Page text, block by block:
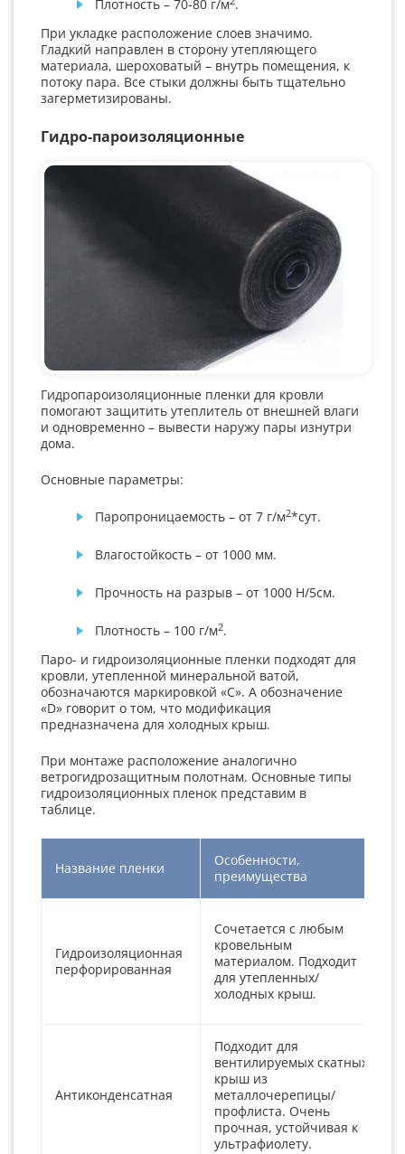
Плотность – 70-80 г/м .
При укладке расположение слоев значимо.
Гладкий направлен в сторону утепляющего
материала, шероховатый – внутрь помещения, к
потоку пара. Все стыки должны быть тщательно
загерметизированы.
Гидро-пароизоляционные
Гидропароизоляционные пленки для кровли
помогают защитить утеплитель от внешней влаги
и одновременно – вывести наружу пары изнутри
дома.
Основные параметры:
Паропроницаемость – от 7 г/м2*сут.
Влагостойкость – от 1000 мм.
Прочность на разрыв – от 1000 Н/5см.
Плотность – 100 г/м2.
Паро- и гидроизоляционные пленки подходят для
кровли, утепленной минеральной ватой,
обозначаются маркировкой «С». А обозначение
«D» говорит о том, что модификация
предназначена для холодных крыш.
При монтаже расположение аналогично
ветрогидрозащитным полотнам. Основные типы
гидроизоляционных пленок представим в
таблице.
Название пленки
Особенности,
преимущества
Гидроизоляционная
перфорированная
Сочетается с любым
кровельным
материалом. Подходит
для утепленных/
холодных крыш.
Антиконденсатная
Подходит для
вентилируемых скатных
крыш из
металлочерепицы/
профлиста. Очень
прочная, устойчивая к
ультрафиолету.